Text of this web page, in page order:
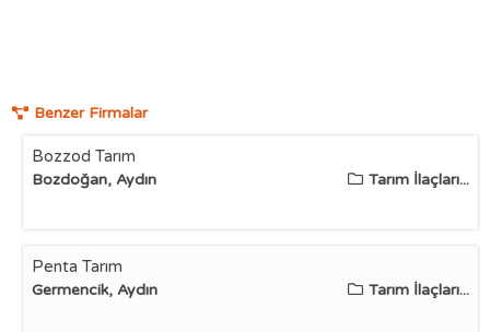
Benzer Firmalar
Bozzod Tarım
Bozdoğan, Aydın Tarım İlaçları...
Penta Tarım
Germencik, Aydın Tarım İlaçları...